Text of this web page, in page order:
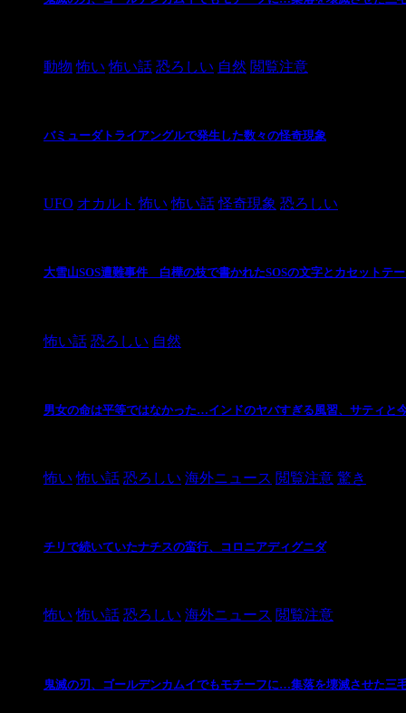
動物 怖い 怖い話 恐ろしい 自然 閲覧注意
バミューダトライアングルで発生した数々の怪奇現象
UFO オカルト 怖い 怖い話 怪奇現象 恐ろしい
大雪山SOS遭難事件 白樺の枝で書かれたSOSの文字とカセットテ
怖い話 恐ろしい 自然
男女の命は平等ではなかった…インドのヤバすぎる風習、サティと
怖い 怖い話 恐ろしい 海外ニュース 閲覧注意 驚き
チリで続いていたナチスの蛮行、コロニアディグニダ
怖い 怖い話 恐ろしい 海外ニュース 閲覧注意
鬼滅の刃、ゴールデンカムイでもモチーフに…集落を壊滅させた三